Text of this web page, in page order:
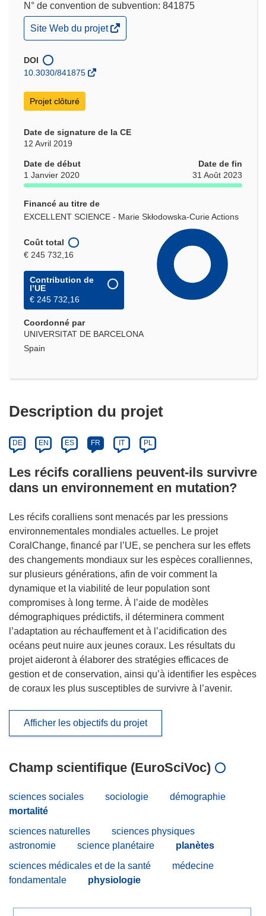
N° de convention de subvention: 841875
(s’ouvre
dans
nouvelle
fenêtre)
Site Web du projet
DOI
10.3030/841875
Projet clôturé
Date de signature de la CE
12 Avril 2019
Date de début
1 Janvier 2020
Date de fin
31 Août 2023
Financé au titre de
EXCELLENT SCIENCE - Marie Skłodowska-Curie Actions
Coût total
€ 245 732,16
Contribution de
l’UE
€ 245 732,16
Coordonné par
UNIVERSITAT DE BARCELONA
Spain
Description du projet
DE EN ES FR IT PL
Les récifs coralliens peuvent-ils survivre
dans un environnement en mutation?
Les récifs coralliens sont menacés par les pressions
environnementales mondiales actuelles. Le projet
CoralChange, financé par l’UE, se penchera sur les effets
des changements mondiaux sur les espèces coralliennes,
sur plusieurs générations, afin de voir comment la
dynamique et la viabilité de leur population sont
compromises à long terme. À l’aide de modèles
démographiques prédictifs, il déterminera comment
l’adaptation au réchauffement et à l’acidification des
océans peut nuire aux jeunes coraux. Les résultats du
projet aideront à élaborer des stratégies efficaces de
gestion et de conservation, ainsi qu’à identifier les espèces
de coraux les plus susceptibles de survivre à l’avenir.
Afficher les objectifs du projet
Champ scientifique (EuroSciVoc)
sciences sociales sociologie
démographie
mortalité
sciences naturelles
sciences physiques
astronomie
science planétaire
planètes
sciences médicales et de la santé
médecine
fondamentale
physiologie